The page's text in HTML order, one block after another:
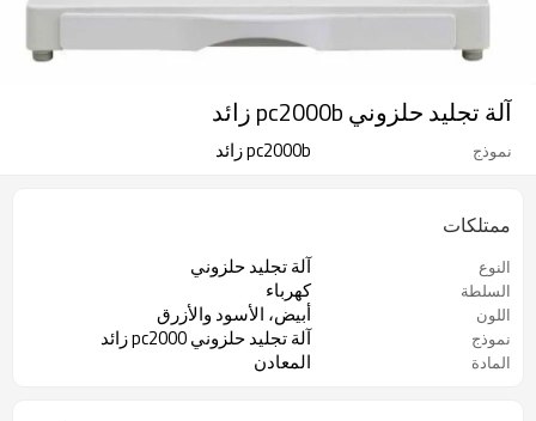
آلة تجليد حلزوني pc2000b زائد
نموذج pc2000b زائد
ممتلكات
النوع آلة تجليد حلزوني
السلطة كهرباء
اللون أبيض، الأسود والأزرق
نموذج آلة تجليد حلزوني pc2000 زائد
المادة المعادن